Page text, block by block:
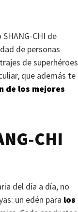
SHANG-CHI de
de personas
de superhéroes
que además te
de los mejores
CHI
del día a día, no
un edén para los